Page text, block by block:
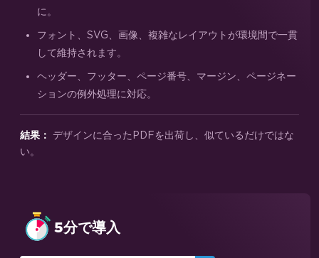
に。
フォント、SVG、画像、複雑なレイアウトが環境間で一貫
して維持されます。
ヘッダー、フッター、ページ番号、マージン、ページネー
ションの例外処理に対応。
結果： デザインに合ったPDFを出荷し、似ているだけではな
い。
5分で導入